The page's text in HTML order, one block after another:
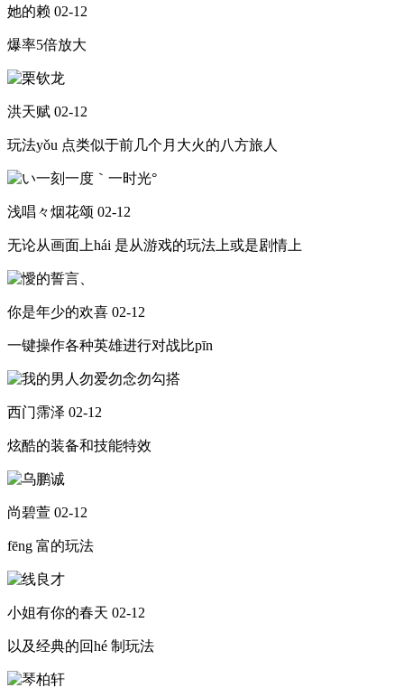
她的赖 02-12
爆率5倍放大
洪天赋 02-12
玩法yǒu 点类似于前几个月大火的八方旅人
浅唱々烟花颂 02-12
无论从画面上hái 是从游戏的玩法上或是剧情上
你是年少的欢喜 02-12
一键操作各种英雄进行对战比pīn
西门霈泽 02-12
炫酷的装备和技能特效
尚碧萱 02-12
fēng 富的玩法
小姐有你的春天 02-12
以及经典的回hé 制玩法